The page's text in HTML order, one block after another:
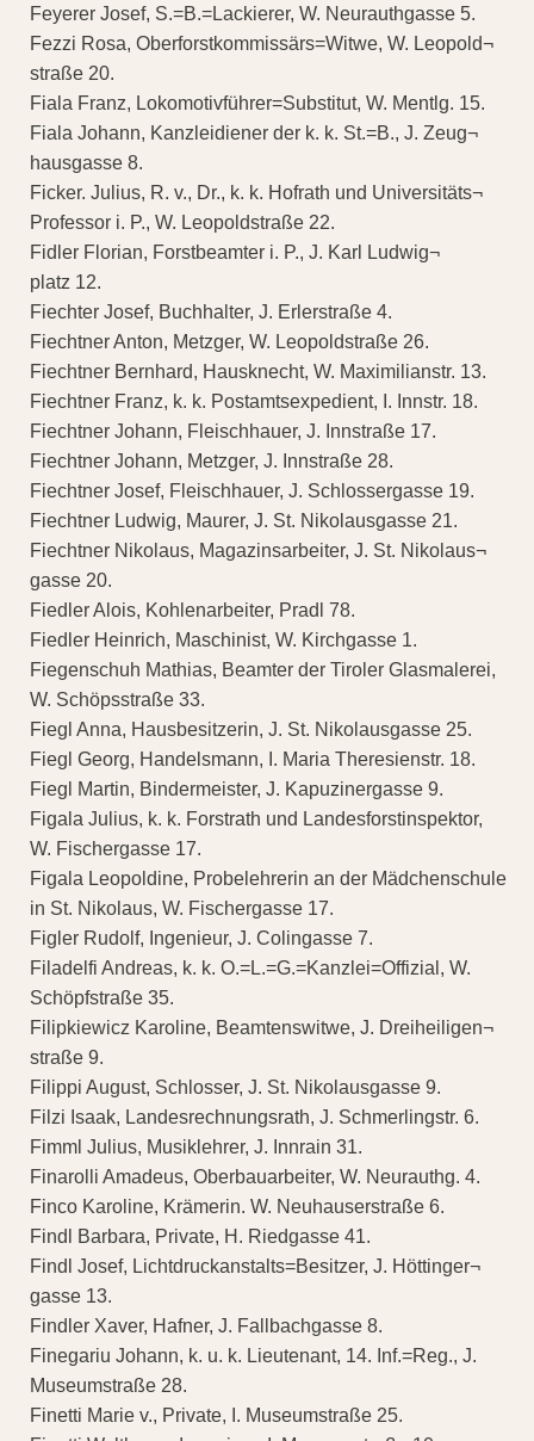
Feyerer Josef, S.=B.=Lackierer, W. Neurauthgasse 5.
Fezzi Rosa, Oberforstkommissärs=Witwe, W. Leopold¬
straße 20.
Fiala Franz, Lokomotivführer=Substitut, W. Mentlg. 15.
Fiala Johann, Kanzleidiener der k. k. St.=B., J. Zeug¬
hausgasse 8.
Ficker. Julius, R. v., Dr., k. k. Hofrath und Universitäts¬
Professor i. P., W. Leopoldstraße 22.
Fidler Florian, Forstbeamter i. P., J. Karl Ludwig¬
platz 12.
Fiechter Josef, Buchhalter, J. Erlerstraße 4.
Fiechtner Anton, Metzger, W. Leopoldstraße 26.
Fiechtner Bernhard, Hausknecht, W. Maximilianstr. 13.
Fiechtner Franz, k. k. Postamtsexpedient, I. Innstr. 18.
Fiechtner Johann, Fleischhauer, J. Innstraße 17.
Fiechtner Johann, Metzger, J. Innstraße 28.
Fiechtner Josef, Fleischhauer, J. Schlossergasse 19.
Fiechtner Ludwig, Maurer, J. St. Nikolausgasse 21.
Fiechtner Nikolaus, Magazinsarbeiter, J. St. Nikolaus¬
gasse 20.
Fiedler Alois, Kohlenarbeiter, Pradl 78.
Fiedler Heinrich, Maschinist, W. Kirchgasse 1.
Fiegenschuh Mathias, Beamter der Tiroler Glasmalerei,
W. Schöpsstraße 33.
Fiegl Anna, Hausbesitzerin, J. St. Nikolausgasse 25.
Fiegl Georg, Handelsmann, I. Maria Theresienstr. 18.
Fiegl Martin, Bindermeister, J. Kapuzinergasse 9.
Figala Julius, k. k. Forstrath und Landesforstinspektor,
W. Fischergasse 17.
Figala Leopoldine, Probelehrerin an der Mädchenschule
in St. Nikolaus, W. Fischergasse 17.
Figler Rudolf, Ingenieur, J. Colingasse 7.
Filadelfi Andreas, k. k. O.=L.=G.=Kanzlei=Offizial, W.
Schöpfstraße 35.
Filipkiewicz Karoline, Beamtenswitwe, J. Dreiheiligen¬
straße 9.
Filippi August, Schlosser, J. St. Nikolausgasse 9.
Filzi Isaak, Landesrechnungsrath, J. Schmerlingstr. 6.
Fimml Julius, Musiklehrer, J. Innrain 31.
Finarolli Amadeus, Oberbauarbeiter, W. Neurauthg. 4.
Finco Karoline, Krämerin. W. Neuhauserstraße 6.
Findl Barbara, Private, H. Riedgasse 41.
Findl Josef, Lichtdruckanstalts=Besitzer, J. Höttinger¬
gasse 13.
Findler Xaver, Hafner, J. Fallbachgasse 8.
Finegariu Johann, k. u. k. Lieutenant, 14. Inf.=Reg., J.
Museumstraße 28.
Finetti Marie v., Private, I. Museumstraße 25.